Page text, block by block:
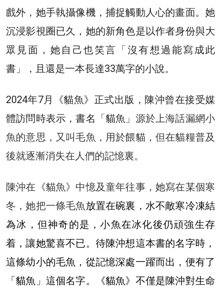
戲外，她手執攝像機，捕捉觸動人心的畫面。她
沉浸影視圈已久，她的新角色是以作者身份與大
眾見面，她自己也笑言「沒有想過能寫成此
書」，且還是一本長達33萬字的小說。
2024年7月《貓魚》正式出版，陳沖曾在接受媒
體訪問時表示，書名「貓魚」 源於上海話漏網小
魚的意思，又叫毛魚，用於餵貓，但在貓糧普及
後就逐漸消失在人們的記憶裏。
陳沖在 《貓魚》 中憶及童年往事，她寫在某個寒
冬，她把一條毛魚放置在碗裏，水不敵寒冷凍結
為冰，但神奇的是，小魚在冰化後仍頑強生存
着，讓她驚喜不已。待陳沖想這本書的名字時，
這條幼小的毛魚，從記憶深處一躍而出，便有了
「貓魚」這個名字。《貓魚》不僅是陳沖對生命